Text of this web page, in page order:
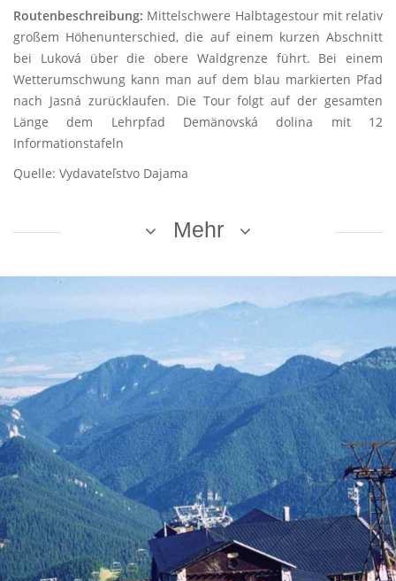
Routenbeschreibung: Mittelschwere Halbtagestour mit relativ
großem Höhenunterschied, die auf einem kurzen Abschnitt
bei Luková über die obere Waldgrenze führt. Bei einem
Wetterumschwung kann man auf dem blau markierten Pfad
nach Jasná zurücklaufen. Die Tour folgt auf der gesamten
Länge dem Lehrpfad Demänovská dolina mit 12
Informationstafeln
Quelle: Vydavateľstvo Dajama
Mehr